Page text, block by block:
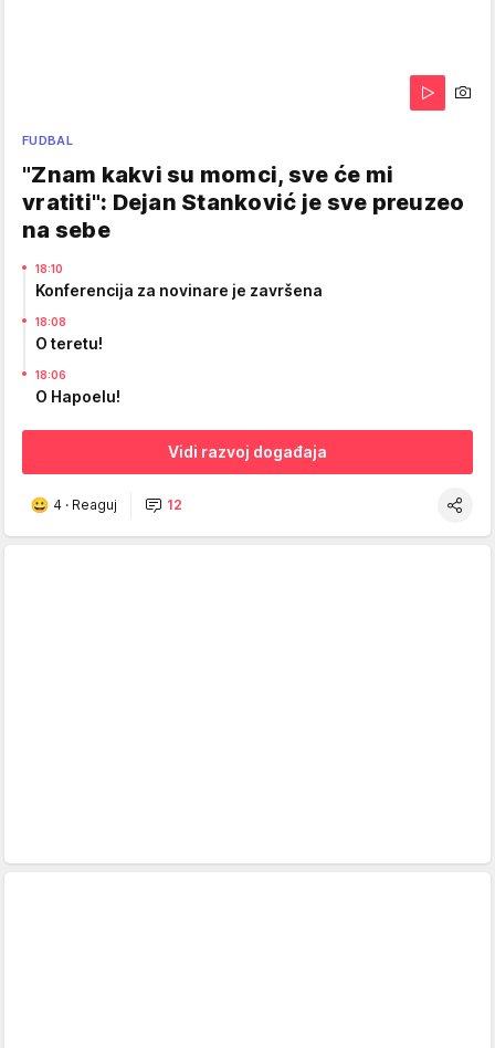
FUDBAL
"Znam kakvi su momci, sve će mi
vratiti": Dejan Stanković je sve preuzeo
na sebe
18:10
Konferencija za novinare je završena
18:08
O teretu!
18:06
O Hapoelu!
Vidi razvoj događaja
4 · Reaguj 12